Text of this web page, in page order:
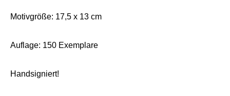
Motivgröße: 17,5 x 13 cm
Auflage: 150 Exemplare
Handsigniert!